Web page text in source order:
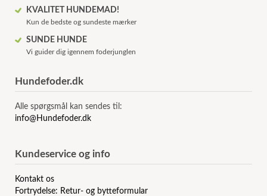
KVALITET HUNDEMAD!
Kun de bedste og sundeste mærker
SUNDE HUNDE
Vi guider dig igennem foderjunglen
Hundefoder.dk
Alle spørgsmål kan sendes til:
info@Hundefoder.dk
Kundeservice og info
Kontakt os
Fortrydelse: Retur- og bytteformular